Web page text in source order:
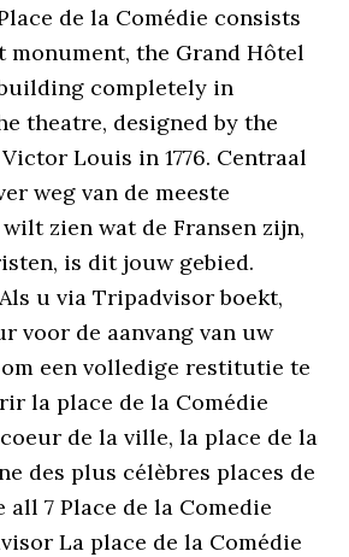
de la Comédie consists
monument, the Grand Hôtel
completely in
theatre, designed by the
Louis in 1776. Centraal
weg van de meeste
zien wat de Fransen zijn,
is dit jouw gebied.
u via Tripadvisor boekt,
voor de aanvang van uw
een volledige restitutie te
la place de la Comédie
de la ville, la place de la
des plus célèbres places de
all 7 Place de la Comedie
La place de la Comédie